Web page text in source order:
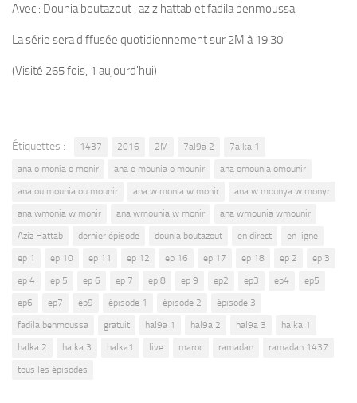
Avec : Dounia boutazout , aziz hattab et fadila benmoussa
La série sera diffusée quotidiennement sur 2M à 19:30
(Visité 265 fois, 1 aujourd'hui)
Étiquettes : 1437 2016 2M 7al9a 2
7alka 1
ana o monia o monir
ana o mounia o mounir
ana omounia omounir
ana ou mounia ou mounir
ana w monia w monir
ana w mounya w monyr
ana wmonia w monir
ana wmounia w monir
ana wmounia wmounir
Aziz Hattab
dernier épisode dounia boutazout en direct
en ligne
ep 1
ep 10 ep 11 ep 12 ep 16 ep 17 ep 18 ep 2
ep 3
ep 4
ep 5 ep 6 ep 7 ep 8 ep 9 ep2 ep3 ep4
ep5
ep6
ep7 ep9 épisode 1 épisode 2
épisode 3
fadila benmoussa
gratuit hal9a 1 hal9a 2 hal9a 3
halka 1
halka 2
halka 3 halka1 live maroc ramadan
ramadan 1437
tous les épisodes